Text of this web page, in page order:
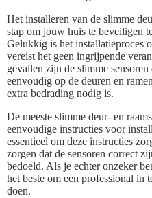
Het installeren van de slimme
stap om jouw huis te beveiligen
Gelukkig is het installatieproces
vereist het geen ingrijpende
gevallen zijn de slimme
eenvoudig op de deuren en
extra bedrading nodig is.
De meeste slimme deur- en
eenvoudige instructies voor
essentieel om deze instructies
zorgen dat de sensoren correct
bedoeld. Als je echter onzeker
het beste om een professional in
doen.